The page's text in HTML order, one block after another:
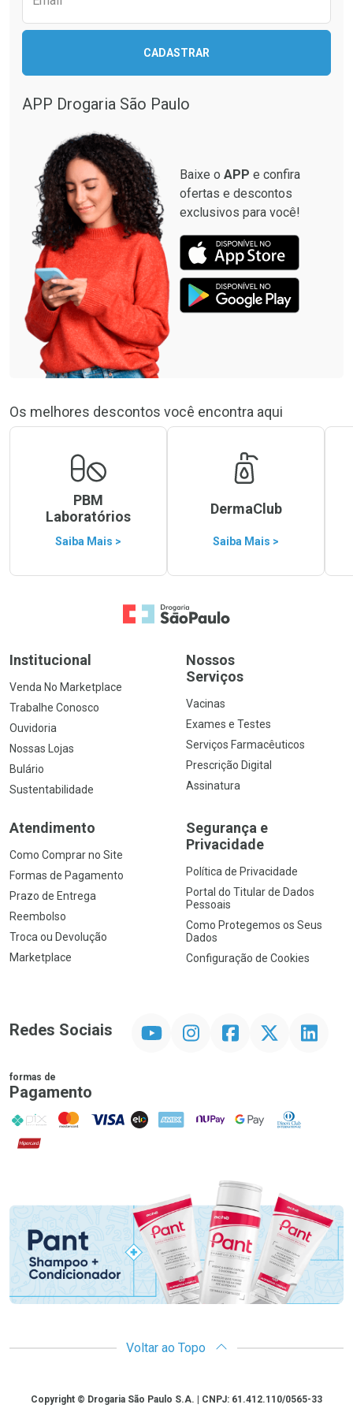
CADASTRAR
APP Drogaria São Paulo
Baixe o APP e confira
ofertas e descontos
exclusivos para você!
Os melhores descontos você encontra aqui
PBM
Laboratórios
Saiba Mais >
DermaClub
Saiba Mais >
Ir para a Home
Institucional
Venda No Marketplace
Trabalhe Conosco
Ouvidoria
Nossas Lojas
Bulário
Sustentabilidade
Nossos
Serviços
Vacinas
Exames e Testes
Serviços Farmacêuticos
Prescrição Digital
Assinatura
Atendimento
Como Comprar no Site
Formas de Pagamento
Prazo de Entrega
Reembolso
Troca ou Devolução
Marketplace
Segurança e
Privacidade
Política de Privacidade
Portal do Titular de Dados
Pessoais
Como Protegemos os Seus
Dados
Configuração de Cookies
Redes Sociais InstagramFacebookTwitter Linkedin
formas de
Pagamento
PIX MasterCard
VISA ELO AMEX NuPay Google PayDiners Club
Hipercard
Promoção em Destaque
Voltar ao Topo
CopyrightCopyright © Drogaria São Paulo S.A. | CNPJ: 61.412.110/0565-33